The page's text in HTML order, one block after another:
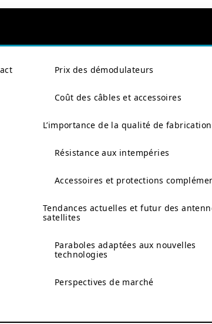
Prix des démodulateurs
Coût des câbles et accessoires
L’importance de la qualité de fabrication
Résistance aux intempéries
Accessoires et protections
Tendances actuelles et futur des
satellites
Paraboles adaptées aux nouvelles
technologies
Perspectives de marché